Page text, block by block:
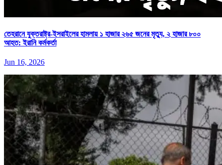
তেহরানে যুক্তরাষ্ট্র-ইসরাইলের হামলায় ১ হাজার ২৬৫ জনের মৃত্যু, ২ হাজার ৮০০
আহত: ইরানি কর্মকর্তা
Jun 16, 2026